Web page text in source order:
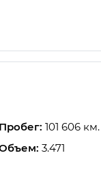
Пробег: 101 606 км.
3.471